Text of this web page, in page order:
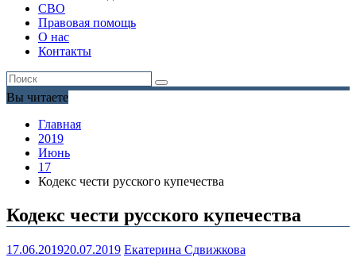
СВО
Правовая помощь
О нас
Контакты
Вы читаете
Главная
2019
Июнь
17
Кодекс чести русского купечества
Кодекс чести русского купечества
17.06.201920.07.2019 Екатерина Сдвижкова